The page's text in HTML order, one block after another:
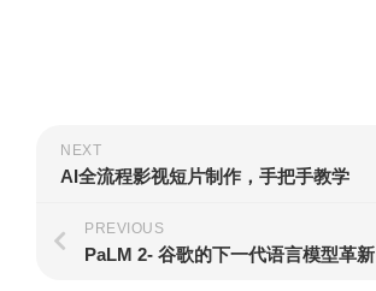
NEXT
AI全流程影视短片制作，手把手教学
PREVIOUS
PaLM 2- 谷歌的下一代语言模型革新